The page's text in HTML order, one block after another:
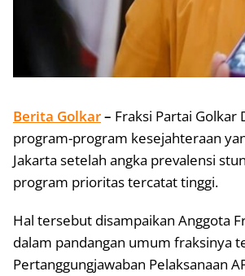
Berita Golkar– Fraksi Partai Golkar
program-program kesejahteraan
Jakarta setelah angka prevalensi
program prioritas tercatat tinggi.
Hal tersebut disampaikan Anggota
dalam pandangan umum fraksinya
Pertanggungjawaban Pelaksanaan